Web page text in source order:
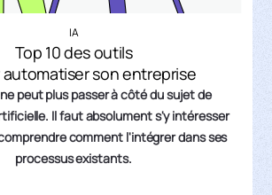
IA
Top 10 des outils
automatiser son entreprise
peut plus passer à côté du sujet de
Il faut absolument s'y intéresser
comment l'intégrer dans ses
processus existants.